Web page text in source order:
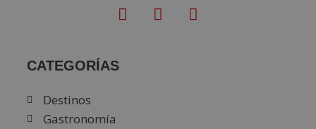
CATEGORÍAS
Destinos
Gastronomía